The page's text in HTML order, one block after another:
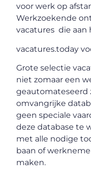
voor werk op
Werkzoekende
vacatures die aan
vacatures.today
Grote selectie
niet zomaar een
geautomateseerd
omvangrijke
geen speciale
deze database te
met alle nodige
baan of
maken.